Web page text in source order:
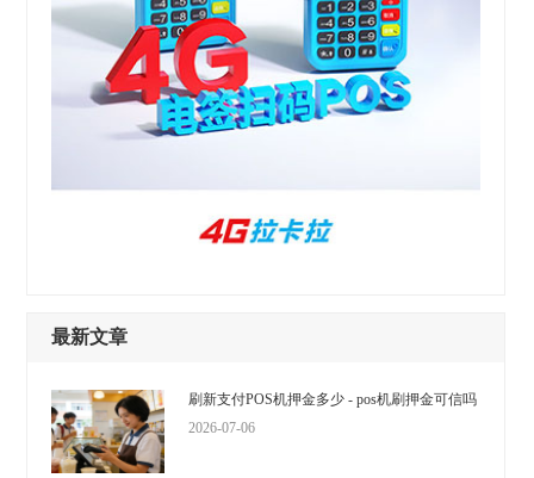
最新文章
刷新支付POS机押金多少 - pos机刷押金可信吗
2026-07-06